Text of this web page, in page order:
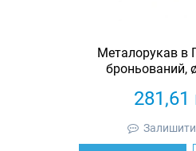
Металорукав в
броньований,
281,61
Залишити